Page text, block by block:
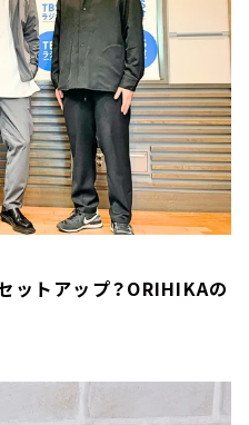
ットアップ？ORIHIKAの